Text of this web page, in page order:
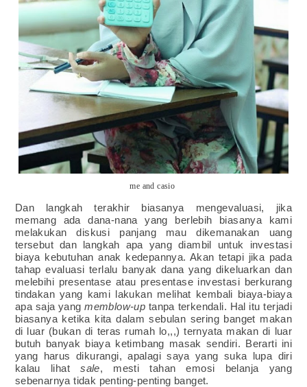
me and casio
Dan langkah terakhir biasanya mengevaluasi, jika
memang ada dana-nana yang berlebih biasanya kami
melakukan diskusi panjang mau dikemanakan uang
tersebut dan langkah apa yang diambil untuk investasi
biaya kebutuhan anak kedepannya. Akan tetapi jika pada
tahap evaluasi terlalu banyak dana yang dikeluarkan dan
melebihi presentase atau presentase investasi berkurang
tindakan yang kami lakukan melihat kembali biaya-biaya
apa saja yangmemblow-up tanpa terkendali. Hal itu terjadi
biasanya ketika kita dalam sebulan sering banget makan
di luar (bukan di teras rumah lo,,,) ternyata makan di luar
butuh banyak biaya ketimbang masak sendiri. Berarti ini
yang harus dikurangi, apalagi saya yang suka lupa diri
kalau lihatsale, mesti tahan emosi belanja yang
sebenarnya tidak penting-penting banget.